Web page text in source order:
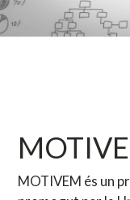
MOTIVEM és un